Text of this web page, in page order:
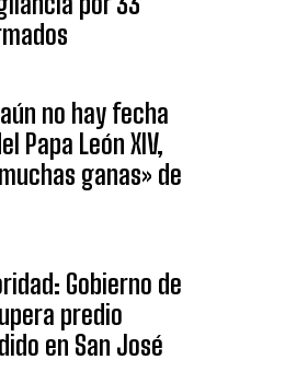
no hay fecha
Papa León XIV,
ganas» de
Gobierno de
predio
en San José